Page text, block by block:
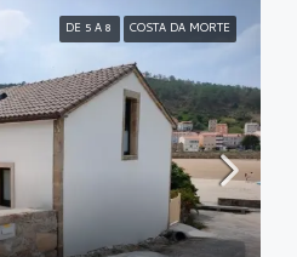
DE 5 A 8 COSTA DA MORTE